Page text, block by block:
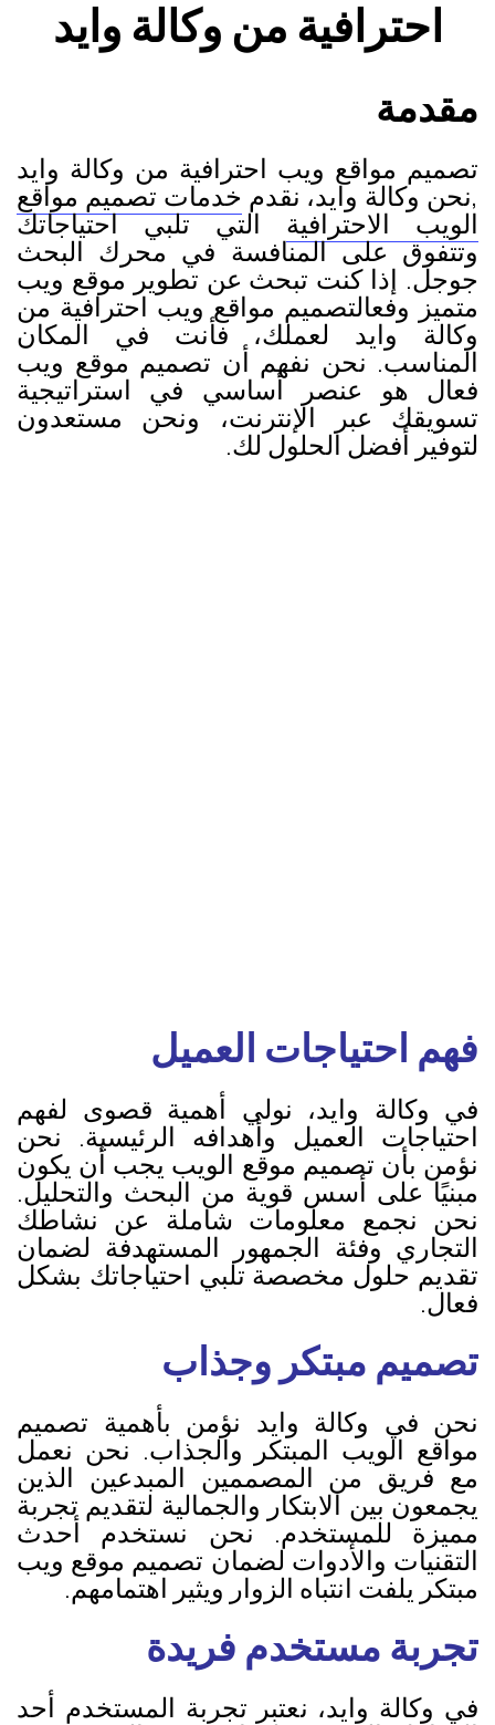
احترافية من وكالة وايد
مقدمة
تصميم مواقع ويب احترافية من وكالة وايد
,نحن وكالة وايد، نقدم خدمات تصميم مواقع
الويب الاحترافية التي تلبي احتياجاتك
وتتفوق على المنافسة في محرك البحث
جوجل. إذا كنت تبحث عن تطوير موقع ويب
متميز وفعالتصميم مواقع ويب احترافية من
وكالة وايد لعملك، فأنت في المكان
المناسب. نحن نفهم أن تصميم موقع ويب
فعال هو عنصر أساسي في استراتيجية
تسويقك عبر الإنترنت، ونحن مستعدون
لتوفير أفضل الحلول لك.
فهم احتياجات العميل
في وكالة وايد، نولي أهمية قصوى لفهم
احتياجات العميل وأهدافه الرئيسية. نحن
نؤمن بأن تصميم موقع الويب يجب أن يكون
مبنيًا على أسس قوية من البحث والتحليل.
نحن نجمع معلومات شاملة عن نشاطك
التجاري وفئة الجمهور المستهدفة لضمان
تقديم حلول مخصصة تلبي احتياجاتك بشكل
فعال.
تصميم مبتكر وجذاب
نحن في وكالة وايد نؤمن بأهمية تصميم
مواقع الويب المبتكر والجذاب. نحن نعمل
مع فريق من المصممين المبدعين الذين
يجمعون بين الابتكار والجمالية لتقديم تجربة
مميزة للمستخدم. نحن نستخدم أحدث
التقنيات والأدوات لضمان تصميم موقع ويب
مبتكر يلفت انتباه الزوار ويثير اهتمامهم.
تجربة مستخدم فريدة
في وكالة وايد، نعتبر تجربة المستخدم أحد